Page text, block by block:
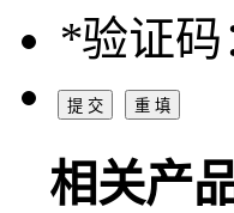
*验证码
相关产